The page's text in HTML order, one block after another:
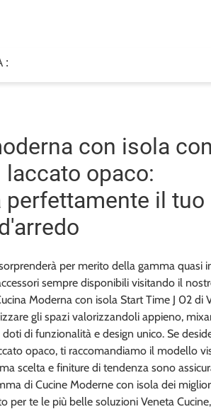
:
con isola con
opaco:
perfettamente il tuo
per merito della gamma quasi
sempre disponibili visitando il
Moderna con isola Start Time J 02 di
gli spazi valorizzandoli appieno,
di funzionalità e design unico. Se
opaco, ti raccomandiamo il modello
scelta e finiture di tendenza sono
di Cucine Moderne con isola dei
per te le più belle soluzioni Veneta Cucine,